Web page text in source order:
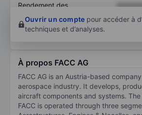
Rendement des
Ouvrir un compte pour accéder à
techniques et d’analyses.
À propos FACC AG
FACC AG is an Austria-based
aerospace industry. It develops,
aircraft components and systems.
FACC is operated through three